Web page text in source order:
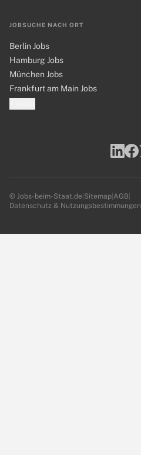
JOBSUCHE NACH ORT
Berlin Jobs
Hamburg Jobs
München Jobs
Frankfurt am Main Jobs
© Jobs-beim-Staat.de Sitemap AGB
Datenschutz & Nutzungsbestimmungen